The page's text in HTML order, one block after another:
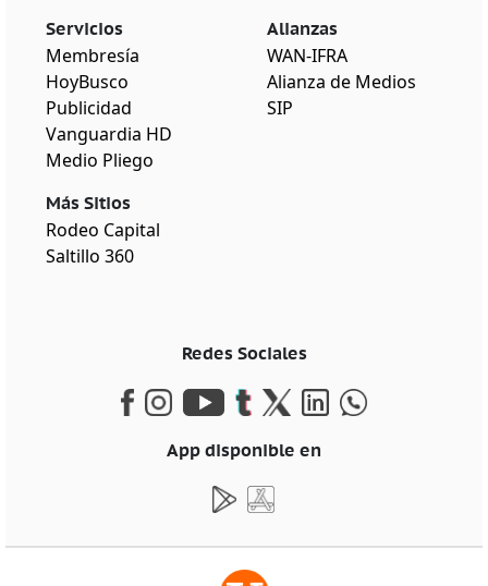
Servicios
Membresía
HoyBusco
Publicidad
Vanguardia HD
Medio Pliego
Más Sitios
Rodeo Capital
Saltillo 360
Alianzas
WAN-IFRA
Alianza de Medios
SIP
Redes Sociales
App disponible en